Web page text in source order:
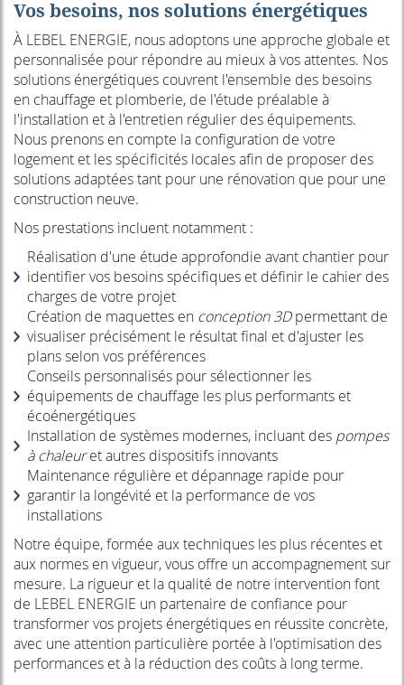
Vos besoins, nos solutions énergétiques
À LEBEL ENERGIE, nous adoptons une approche globale et
personnalisée pour répondre au mieux à vos attentes. Nos
solutions énergétiques couvrent l'ensemble des besoins
en chauffage et plomberie, de l'étude préalable à
l'installation et à l'entretien régulier des équipements.
Nous prenons en compte la configuration de votre
logement et les spécificités locales afin de proposer des
solutions adaptées tant pour une rénovation que pour une
construction neuve.
Nos prestations incluent notamment :
Réalisation d'une étude approfondie avant chantier pour
identifier vos besoins spécifiques et définir le cahier des
charges de votre projet
Création de maquettes en conception 3Dpermettant de
visualiser précisément le résultat final et d'ajuster les
plans selon vos préférences
Conseils personnalisés pour sélectionner les
équipements de chauffage les plus performants et
écoénergétiques
Installation de systèmes modernes, incluant des pompes
à chaleuret autres dispositifs innovants
Maintenance régulière et dépannage rapide pour
garantir la longévité et la performance de vos
installations
Notre équipe, formée aux techniques les plus récentes et
aux normes en vigueur, vous offre un accompagnement sur
mesure. La rigueur et la qualité de notre intervention font
de LEBEL ENERGIE un partenaire de confiance pour
transformer vos projets énergétiques en réussite concrète,
avec une attention particulière portée à l'optimisation des
performances et à la réduction des coûts à long terme.